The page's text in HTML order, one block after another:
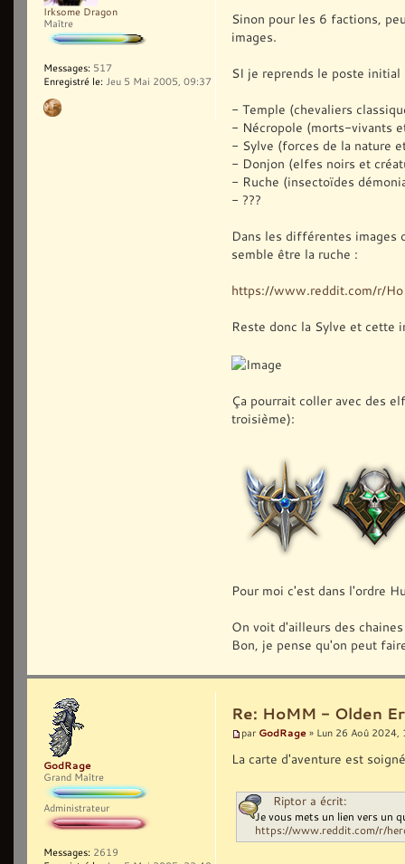
Sinon pour les 6 factions,
images.
SI je reprends le poste initial
- Temple (chevaliers
- Nécropole (morts-vivants
- Sylve (forces de la nature
- Donjon (elfes noirs et
- Ruche (insectoïdes
- ???
Dans les différentes images
semble être la ruche :
https://www.reddit.com/r/
Reste donc la Sylve et cette
Ça pourrait coller avec des
troisième):
Pour moi c'est dans l'ordre
On voit d'ailleurs des
Bon, je pense qu'on peut
Irksome Dragon
Maître
Messages: 517
Enregistré le: Jeu 5 Mai 2005, 09:37
Re: HoMM - Olden
par GodRage » Lun 26 Aoû 2024,
La carte d'aventure est
Riptor a écrit:
Je vous mets un lien vers un
https://www.reddit.com/r/
GodRage
Grand Maître
Administrateur
Messages: 2619